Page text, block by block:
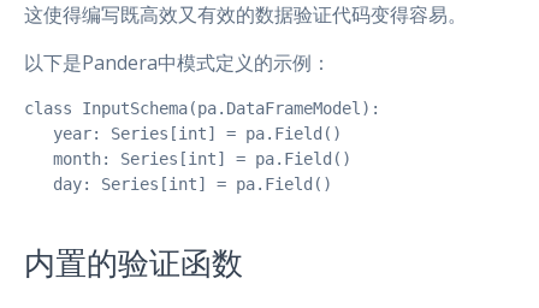
这使得编写既高效又有效的数据验证代码变得容易。
以下是Pandera中模式定义的示例：
class InputSchema(pa.DataFrameModel):
   year: Series[int] = pa.Field()
   month: Series[int] = pa.Field()
   day: Series[int] = pa.Field()
内置的验证函数